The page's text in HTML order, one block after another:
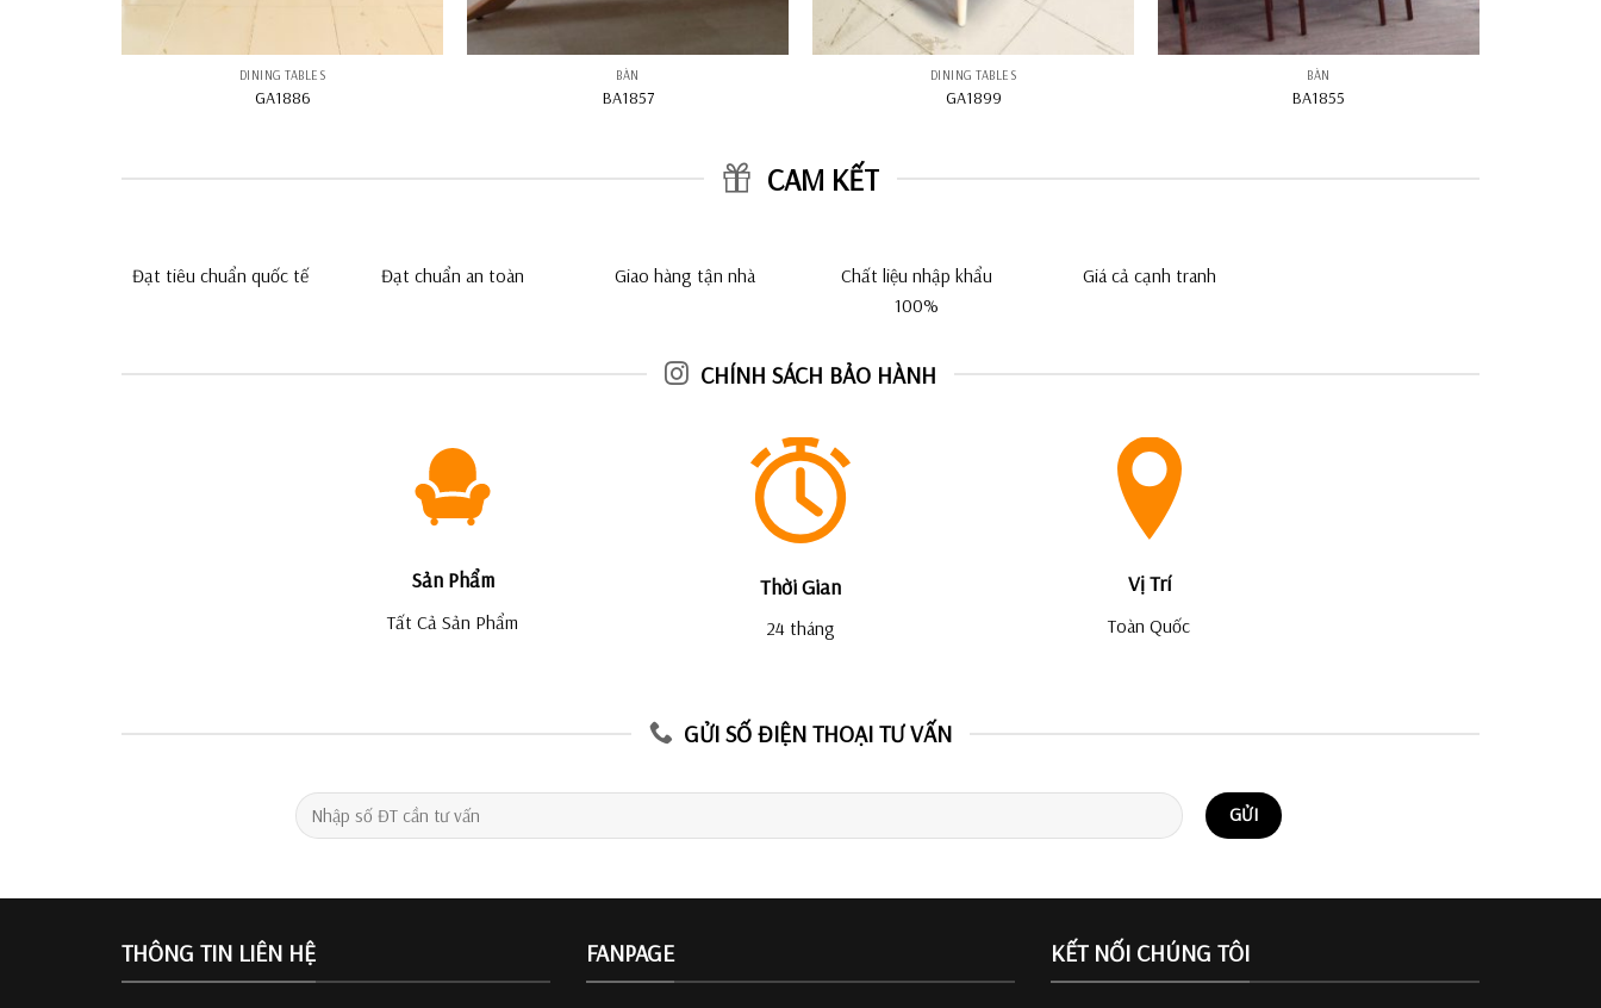
DINING TABLES
GA1886
BÀN
BA1857
DINING TABLES
GA1899
BÀN
BA1855
CAM KẾT
Đạt tiêu chuẩn quốc tế Đạt chuẩn an toàn Giao hàng tận nhà
Chất liệu nhập khẩu
100%
Giá cả cạnh tranh
CHÍNH SÁCH BẢO HÀNH
Sản Phẩm
Tất Cả Sản Phẩm
Thời Gian
24 tháng
Vị Trí
Toàn Quốc
GỬI SỐ ĐIỆN THOẠI TƯ VẤN
THÔNG TIN LIÊN HỆ FANPAGE KẾT NỐI CHÚNG TÔI